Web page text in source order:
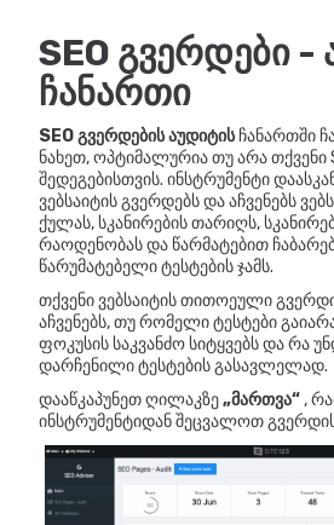
SEO გვერდები -
ჩანართი
SEO გვერდების აუდიტისჩანართში
ნახეთ, ოპტიმალურია თუ არა თქვენი
შედეგებისთვის. ინსტრუმენტი
ვებსაიტის გვერდებს და აჩვენებს
ქულას, სკანირების თარიღს,
რაოდენობას და წარმატებით
წარუმატებელი ტესტების ჯამს.
თქვენი ვებსაიტის თითოეული
აჩვენებს, თუ რომელი ტესტები
ფოკუსის საკვანძო სიტყვებს და რა
დარჩენილი ტესტების გასავლელად.
დააწკაპუნეთ ღილაკზე„მართვა“ ,
ინსტრუმენტიდან შეცვალოთ გვერდის